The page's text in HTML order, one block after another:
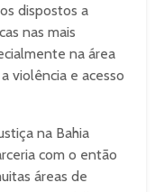
dispostos a
nas mais
na área
violência e acesso
na Bahia
com o então
áreas de